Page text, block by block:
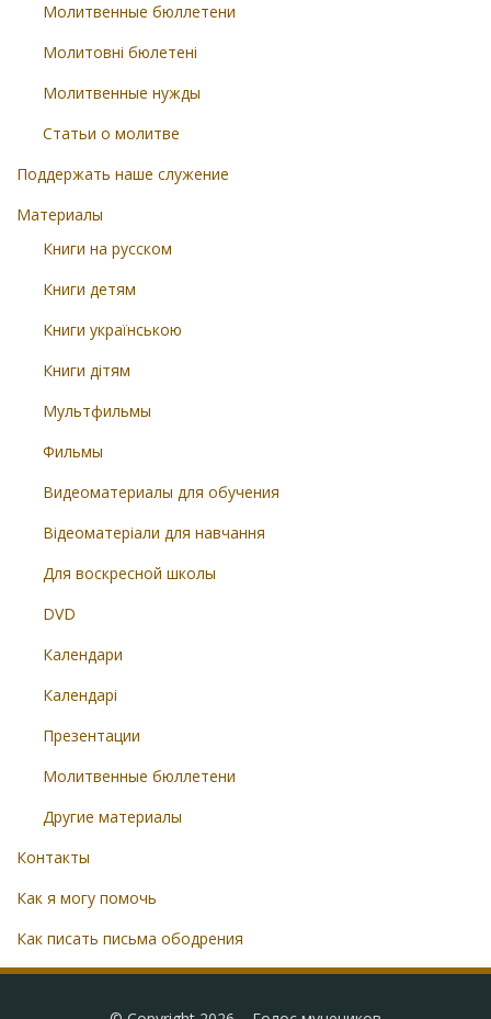
Молитвенные бюллетени
Молитовні бюлетені
Молитвенные нужды
Статьи о молитве
Поддержать наше служение
Материалы
Книги на русском
Книги детям
Книги українською
Книги дітям
Мультфильмы
Фильмы
Видеоматериалы для обучения
Відеоматеріали для навчання
Для воскресной школы
DVD
Календари
Календарі
Презентации
Молитвенные бюллетени
Другие материалы
Контакты
Как я могу помочь
Как писать письма ободрения